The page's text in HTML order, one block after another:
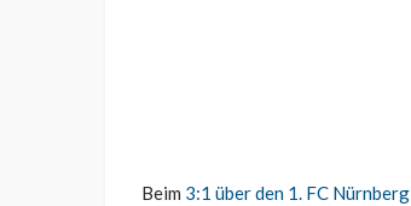
Beim 3:1 über den 1. FC Nürnberg